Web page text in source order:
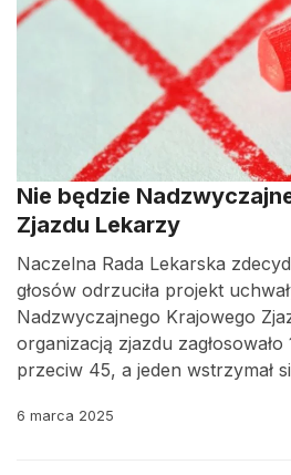
Nie będzie
Zjazdu Lekarzy
Naczelna Rada Lekarska
głosów odrzuciła projekt
Nadzwyczajnego Krajowego
organizacją zjazdu
przeciw 45, a jeden wstrzymał
6 marca 2025